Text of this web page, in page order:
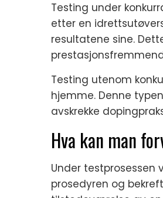
Testing under
etter en
resultatene sine.
Testing utenom
hjemme. Denne
avskrekke
Hva kan man
Under testprosessen
prosedyren og